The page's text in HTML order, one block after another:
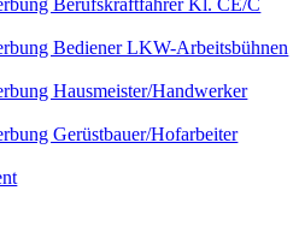
Berufskraftfahrer Kl. CE/C
Bediener LKW-Arbeitsbühnen
Hausmeister/Handwerker
Gerüstbauer/Hofarbeiter